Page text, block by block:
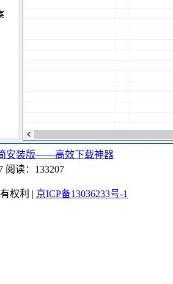
安装版——高效下载神器
阅读：133207
权利 | 京ICP备13036233号-1